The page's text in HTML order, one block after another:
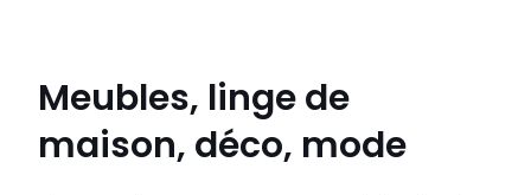
Meubles, linge de
maison, déco, mode